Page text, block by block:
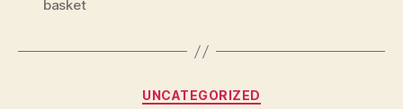
basket
Categorías
UNCATEGORIZED